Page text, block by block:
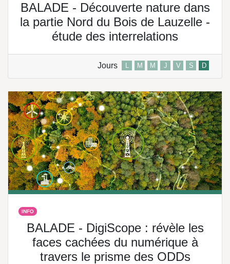
BALADE - Découverte nature dans
la partie Nord du Bois de Lauzelle -
étude des interrelations
Jours L M M J V S D
INFO
BALADE - DigiScope : révèle les
faces cachées du numérique à
travers le prisme des ODDs